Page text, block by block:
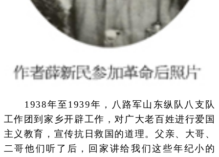
1938年至1939年，八路军山东纵队八支队
工作团到家乡开辟工作，对广大老百姓进行爱国
主义教育，宣传抗日救国的道理。父亲、大哥、
二哥他们听了后，回家讲给我们这些年纪小的